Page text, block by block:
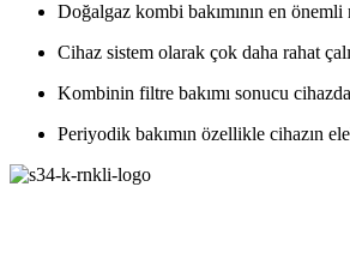
Doğalgaz kombi bakımının en önemli
Cihaz sistem olarak çok daha rahat
Kombinin filtre bakımı sonucu
Periyodik bakımın özellikle cihazın